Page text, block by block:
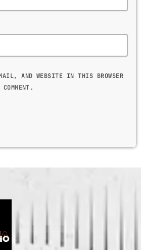
AND WEBSITE IN THIS BROWSER